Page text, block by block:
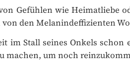
Gefühlen wie Heimatliebe
den Melanindeffizienten
Stall seines Onkels schon
machen, um noch